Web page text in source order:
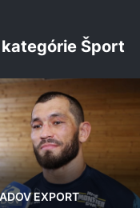
Šport
EXPORT